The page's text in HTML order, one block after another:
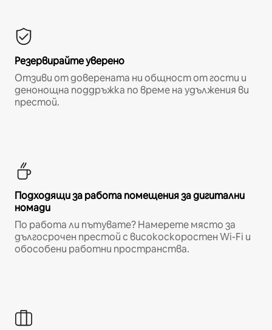
Резервирайте уверено
Отзиви от доверената ни общност от гости и
денонощна поддръжка по време на удължения ви
престой.
Подходящи за работа помещения за дигитални
номади
По работа ли пътувате? Намерете място за
дългосрочен престой с високоскоростен Wi-Fi и
обособени работни пространства.